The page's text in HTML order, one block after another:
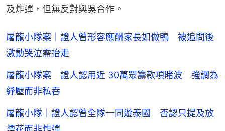
及炸彈，但無反對與吳合作。
屠龍小隊案｜證人曾形容應酬家長如做鴨 被追問後
激動哭泣需抬走
屠龍小隊案 證人認用近 30萬眾籌款項賭波 強調為
紓壓而非私吞
屠龍小隊｜證人認曾全隊一同遊泰國 否認只提及放